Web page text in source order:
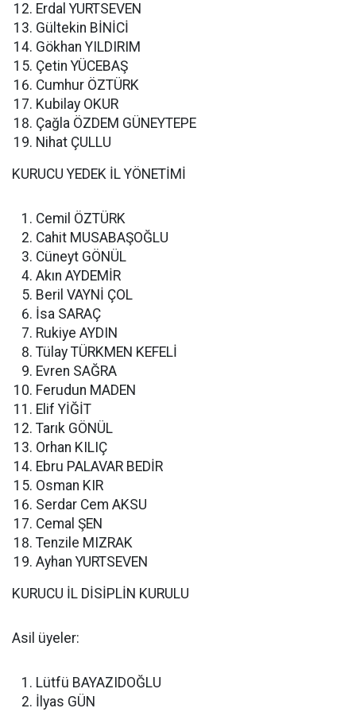
Erdal YURTSEVEN
Gültekin BİNİCİ
Gökhan YILDIRIM
Çetin YÜCEBAŞ
Cumhur ÖZTÜRK
Kubilay OKUR
Çağla ÖZDEM GÜNEYTEPE
Nihat ÇULLU
KURUCU YEDEK İL YÖNETİMİ
Cemil ÖZTÜRK
Cahit MUSABAŞOĞLU
Cüneyt GÖNÜL
Akın AYDEMİR
Beril VAYNİ ÇOL
İsa SARAÇ
Rukiye AYDIN
Tülay TÜRKMEN KEFELİ
Evren SAĞRA
Ferudun MADEN
Elif YİĞİT
Tarık GÖNÜL
Orhan KILIÇ
Ebru PALAVAR BEDİR
Osman KIR
Serdar Cem AKSU
Cemal ŞEN
Tenzile MIZRAK
Ayhan YURTSEVEN
KURUCU İL DİSİPLİN KURULU
Asil üyeler:
Lütfü BAYAZIDOĞLU
İlyas GÜN